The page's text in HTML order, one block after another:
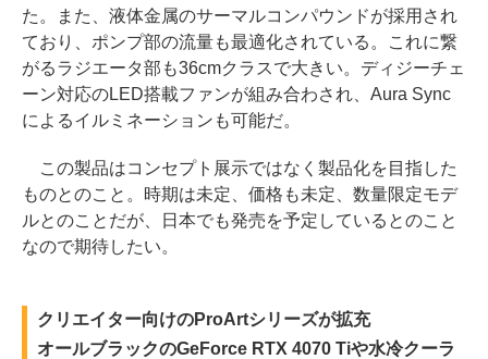
た。また、液体金属のサーマルコンパウンドが採用され
ており、ポンプ部の流量も最適化されている。これに繋
がるラジエータ部も36cmクラスで大きい。ディジーチェ
ーン対応のLED搭載ファンが組み合わされ、Aura Sync
によるイルミネーションも可能だ。
この製品はコンセプト展示ではなく製品化を目指した
ものとのこと。時期は未定、価格も未定、数量限定モデ
ルとのことだが、日本でも発売を予定しているとのこと
なので期待したい。
クリエイター向けのProArtシリーズが拡充
オールブラックのGeForce RTX 4070 Tiや水冷クーラ